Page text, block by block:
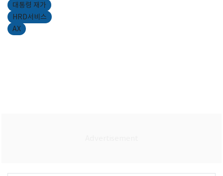
대통령 재가
HRD서비스
AX